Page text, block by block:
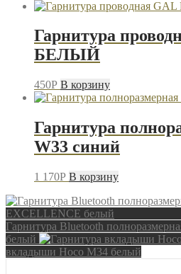
Гарнитура
БЕЛЫЙ
450P В корзину
Гарнитура
W33 синий
1 170P В корзину
Гарнитура Bluetooth
белый
вкладыши Hoco M34 белый